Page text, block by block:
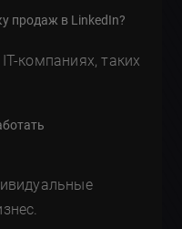
продаж в LinkedIn?
компаниях, таких